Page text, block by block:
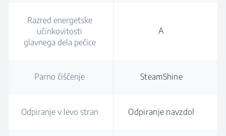
Razred energetske
učinkovitosti
glavnega dela pečice
A
Parno čiščenje SteamShine
Odpiranje v levo stran Odpiranje navzdol